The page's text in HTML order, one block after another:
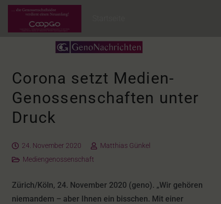
Corona setzt Medien-
Genossenschaften unter
Druck
24. November 2020
Matthias Günkel
Mediengenossenschaft
Zürich/Köln, 24. November 2020 (geno). „Wir gehören
niemandem – aber Ihnen ein bisschen. Mit einer